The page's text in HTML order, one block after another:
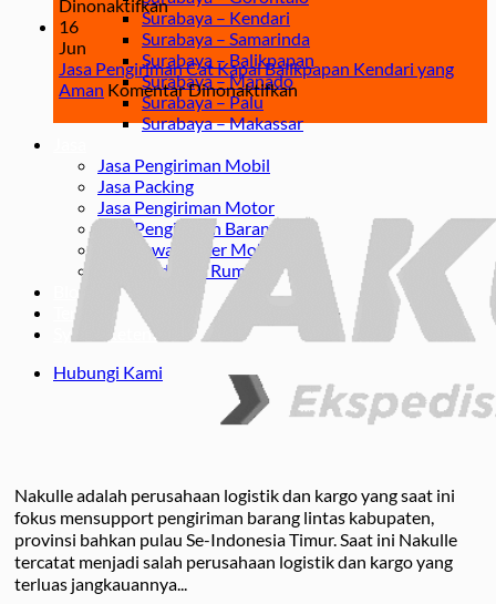
Surabaya – Kendari
Surabaya – Samarinda
Surabaya – Balikpapan
Surabaya – Manado
Surabaya – Palu
Surabaya – Makassar
Jasa Pengiriman Mobil
Jasa Packing
Jasa Pengiriman Motor
Jasa Pengiriman Barang
Jasa Sewa Carter Mobil
Jasa Pindahan Rumah
Blog
Tentang
Syarat Ketentuan
Hubungi Kami
Dikirim
Melalui
Jasa
Ekspedisi
Dinonaktifkan
Jasa
Kirim
Motor
Balikpapan
Kendari
16
Jun
Jasa Pengiriman Cat Kapal Balikpapan Kendari yang
Aman Komentar Dinonaktifkan
Pengiriman
Kendari
yang
Aman
Nakulle adalah perusahaan logistik dan kargo yang saat ini
fokus mensupport pengiriman barang lintas kabupaten,
provinsi bahkan pulau Se-Indonesia Timur. Saat ini Nakulle
tercatat menjadi salah perusahaan logistik dan kargo yang
terluas jangkauannya...